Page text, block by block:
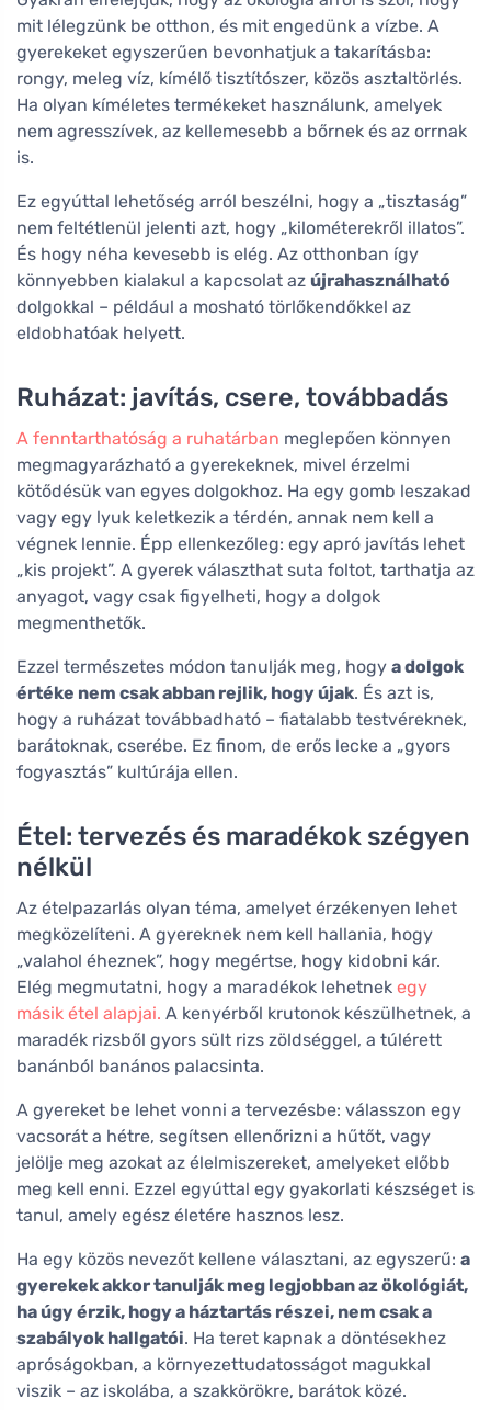
mit lélegzünk be otthon, és mit engedünk a vízbe. A
gyerekeket egyszerűen bevonhatjuk a takarításba:
rongy, meleg víz, kímélő tisztítószer, közös asztaltörlés.
Ha olyan kíméletes termékeket használunk, amelyek
nem agresszívek, az kellemesebb a bőrnek és az orrnak
is.
Ez egyúttal lehetőség arról beszélni, hogy a „tisztaság”
nem feltétlenül jelenti azt, hogy „kilométerekről illatos”.
És hogy néha kevesebb is elég. Az otthonban így
könnyebben kialakul a kapcsolat az újrahasználható
dolgokkal – például a mosható törlőkendőkkel az
eldobhatóak helyett.
Ruházat: javítás, csere, továbbadás
A fenntarthatóság a ruhatárban meglepően könnyen
megmagyarázható a gyerekeknek, mivel érzelmi
kötődésük van egyes dolgokhoz. Ha egy gomb leszakad
vagy egy lyuk keletkezik a térdén, annak nem kell a
végnek lennie. Épp ellenkezőleg: egy apró javítás lehet
„kis projekt”. A gyerek választhat suta foltot, tarthatja az
anyagot, vagy csak figyelheti, hogy a dolgok
megmenthetők.
Ezzel természetes módon tanulják meg, hogy a dolgok
értéke nem csak abban rejlik, hogy újak. És azt is,
hogy a ruházat továbbadható – fiatalabb testvéreknek,
barátoknak, cserébe. Ez finom, de erős lecke a „gyors
fogyasztás” kultúrája ellen.
Étel: tervezés és maradékok szégyen
nélkül
Az ételpazarlás olyan téma, amelyet érzékenyen lehet
megközelíteni. A gyereknek nem kell hallania, hogy
„valahol éheznek”, hogy megértse, hogy kidobni kár.
Elég megmutatni, hogy a maradékok lehetnek egy
másik étel alapjai. A kenyérből krutonok készülhetnek, a
maradék rizsből gyors sült rizs zöldséggel, a túlérett
banánból banános palacsinta.
A gyereket be lehet vonni a tervezésbe: válasszon egy
vacsorát a hétre, segítsen ellenőrizni a hűtőt, vagy
jelölje meg azokat az élelmiszereket, amelyeket előbb
meg kell enni. Ezzel egyúttal egy gyakorlati készséget is
tanul, amely egész életére hasznos lesz.
Ha egy közös nevezőt kellene választani, az egyszerű: a
gyerekek akkor tanulják meg legjobban az ökológiát,
ha úgy érzik, hogy a háztartás részei, nem csak a
szabályok hallgatói. Ha teret kapnak a döntésekhez
apróságokban, a környezettudatosságot magukkal
viszik – az iskolába, a szakkörökre, barátok közé.